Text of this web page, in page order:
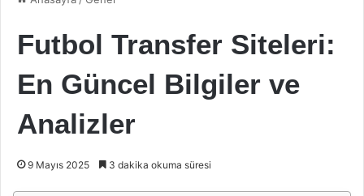
Futbol Transfer Siteleri:
En Güncel Bilgiler ve
Analizler
9 Mayıs 2025 3 dakika okuma süresi